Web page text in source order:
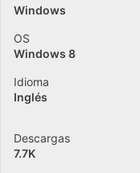
Windows
OS
Windows 8
Idioma
Inglés
Descargas
7.7K